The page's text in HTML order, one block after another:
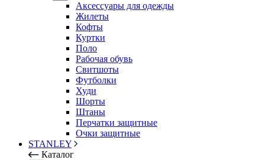
Аксессуары для одежды
Жилеты
Кофты
Куртки
Поло
Рабочая обувь
Свитшоты
Футболки
Худи
Шорты
Штаны
Перчатки защитные
Очки защитные
STANLEY
Каталог